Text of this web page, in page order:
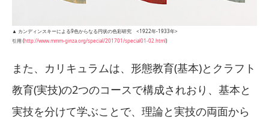
▲ カンディンスキーによる9色からなる円状の色彩研究 <1922年-1933年>
引用 (http://www.mmm-ginza.org/special/201701/special01-02.html)
また、カリキュラムは、形態教育(基本)とクラフト
教育(実技)の2つのコースで構成されおり、基本と
実技を分けて学ぶことで、理論と実技の両面から